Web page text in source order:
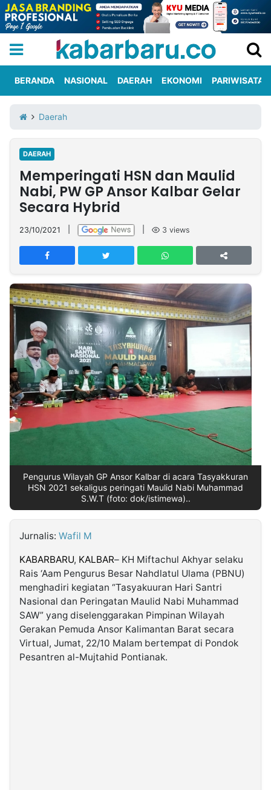
Iklan
Berita
Kami
Nasional
International
Olahraga
Entertainment
Daerah
Pariwisata
Kuliner
Kolom
Network
PT
TREETAN
INDONESIA
Partner
Insight
NTB
Suara
Time
Lens
IDN
Daily
Jogja
Jalan
Rakyat
Idealita
News
Kita
Notice
Radar
Baru
Seedbacklink
Follow
Kabarbaru
Kabarbaru.co
Media
Holding
BERANDA NASIONAL DAERAH EKONOMI PARIWISATA
Daerah
DAERAH
Memperingati HSN dan Maulid
Nabi, PW GP Ansor Kalbar Gelar
Secara Hybrid
23/10/2021 3 views
Pengurus Wilayah GP Ansor Kalbar di acara Tasyakkuran
HSN 2021 sekaligus peringati Maulid Nabi Muhammad
S.W.T (foto: dok/istimewa)..
Jurnalis: Wafil M
KABARBARU, KALBAR– KH Miftachul Akhyar selaku
Rais ‘Aam Pengurus Besar Nahdlatul Ulama (PBNU)
menghadiri kegiatan “Tasyakuuran Hari Santri
Nasional dan Peringatan Maulid Nabi Muhammad
SAW” yang diselenggarakan Pimpinan Wilayah
Gerakan Pemuda Ansor Kalimantan Barat secara
Virtual, Jumat, 22/10 Malam bertempat di Pondok
Pesantren al-Mujtahid Pontianak.